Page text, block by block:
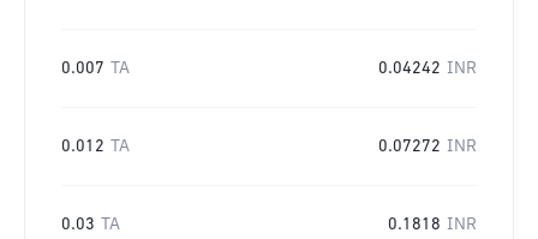
0.007 TA 0.04242 INR
0.012 TA 0.07272 INR
0.03 TA 0.1818 INR